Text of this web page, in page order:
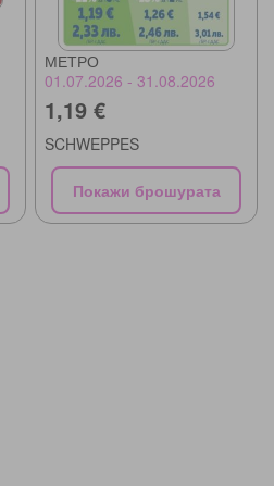
МЕТРО
01.07.2026 - 31.08.2026
1,19 €
SCHWEPPES
Покажи брошурата